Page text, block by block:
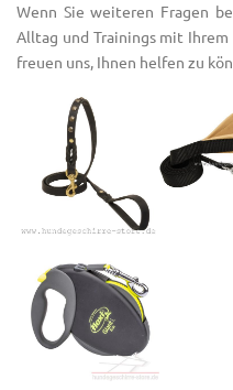
Wenn Sie weiteren Fragen
Alltag und Trainings mit Ihrem
freuen uns, Ihnen helfen zu